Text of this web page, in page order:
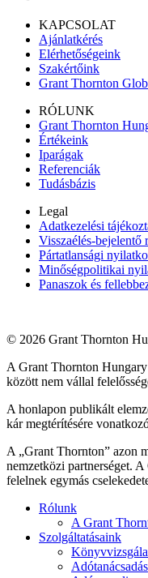
KAPCSOLAT
Ajánlatkérés
Elérhetőségeink
Szakértőink
Grant Thornton
RÓLUNK
Grant Thornton
Értékeink
Iparágak
Referenciák
Tudásbázis
Legal
Adatkezelési
Visszaélés-bejelentő
Pártatlansági
Minőségpolitikai
Panaszok és
© 2026 Grant Thornton
A Grant Thornton
között nem vállal
A honlapon publikált
kár megtérítésére
A „Grant Thornton” azon
nemzetközi partnerséget.
felelnek egymás
Rólunk
A Grant
Szolgáltatásaink
Adótanácsadás